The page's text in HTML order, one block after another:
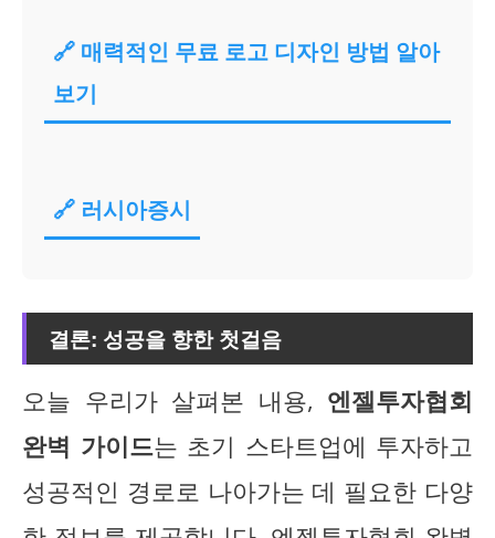
🔗 매력적인 무료 로고 디자인 방법 알아
보기
🔗 러시아증시
결론: 성공을 향한 첫걸음
오늘 우리가 살펴본 내용, 엔젤투자협회
완벽 가이드는 초기 스타트업에 투자하고
성공적인 경로로 나아가는 데 필요한 다양